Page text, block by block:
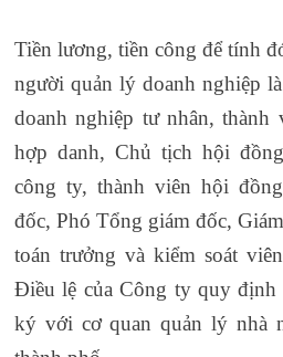
Tiền lương, tiền công để tính
người quản lý doanh nghiệp
doanh nghiệp tư nhân,
hợp danh, Chủ tịch hội
công ty, thành viên hội
đốc, Phó Tổng giám đốc,
toán trưởng và kiểm soát
Điều lệ của Công ty quy định
ký với cơ quan quản lý nhà